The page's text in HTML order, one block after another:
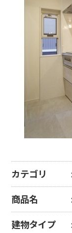
カテゴリ
商品名
建物タイプ